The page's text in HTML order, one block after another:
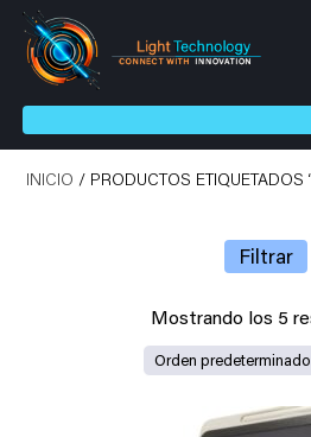
Buscar:
INICIO / PRODUCTOS ETIQUETADOS
Filtrar
Mostrando los 5